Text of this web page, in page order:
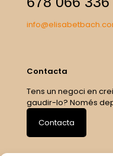
Contacta
Tens un negoci en
gaudir-lo? Només
Contacta